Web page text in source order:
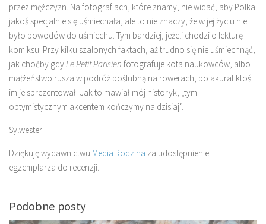
przez mężczyzn. Na fotografiach, które znamy, nie widać, aby Polka
jakoś specjalnie się uśmiechała, ale to nie znaczy, że w jej życiu nie
było powodów do uśmiechu. Tym bardziej, jeżeli chodzi o lekturę
komiksu. Przy kilku szalonych faktach, aż trudno się nie uśmiechnąć,
jak choćby gdyLe Petit Parisien fotografuje kota naukowców, albo
małżeństwo rusza w podróż poślubną na rowerach, bo akurat ktoś
im je sprezentował. Jak to mawiał mój historyk, „tym
optymistycznym akcentem kończymy na dzisiaj”.
Sylwester
Dziękuję wydawnictwu Media Rodzina za udostępnienie
egzemplarza do recenzji.
Podobne posty